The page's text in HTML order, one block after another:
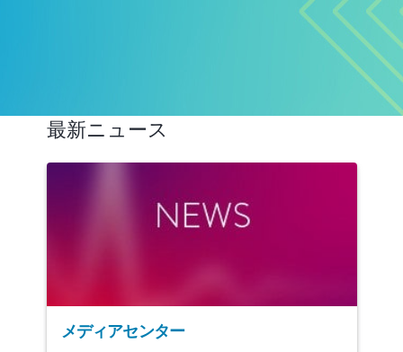
最新ニュース
メディアセンター